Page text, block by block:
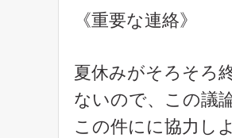
《重要な連絡》
夏休みがそろそろ
ないので、この議
この件にに協力し